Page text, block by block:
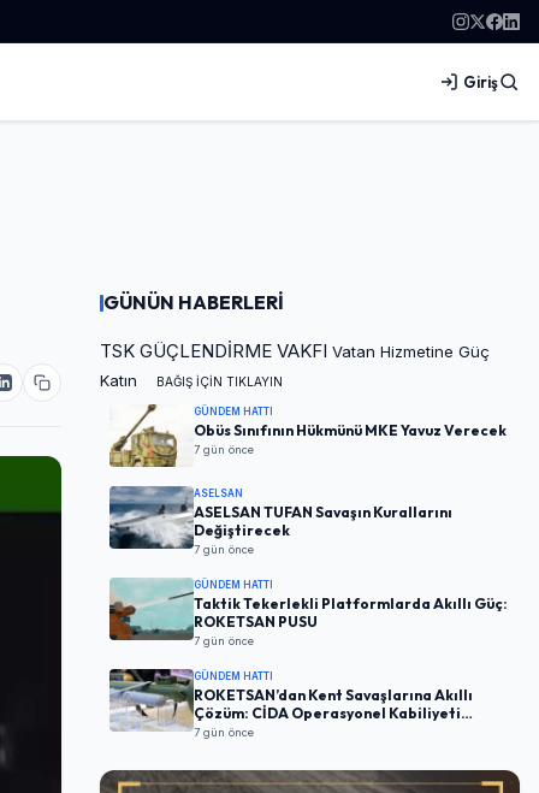
Giriş
GÜNÜN HABERLERİ
TSK GÜÇLENDİRME VAKFI Vatan Hizmetine Güç
Katın
BAĞIŞ İÇİN TIKLAYIN
GÜNDEM HATTI
Obüs Sınıfının Hükmünü MKE Yavuz Verecek
7 gün önce
ASELSAN
ASELSAN TUFAN Savaşın Kurallarını
Değiştirecek
7 gün önce
GÜNDEM HATTI
Taktik Tekerlekli Platformlarda Akıllı Güç:
ROKETSAN PUSU
7 gün önce
GÜNDEM HATTI
ROKETSAN’dan Kent Savaşlarına Akıllı
Çözüm: CİDA Operasyonel Kabiliyeti
Artırıyor
7 gün önce